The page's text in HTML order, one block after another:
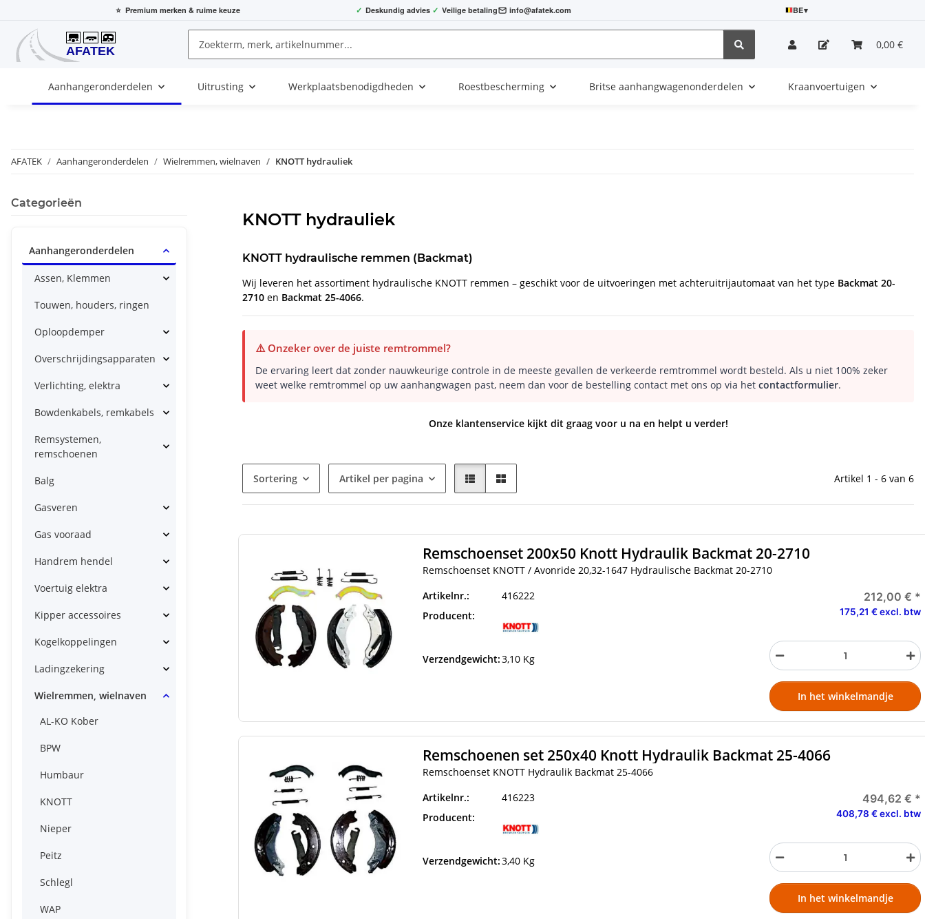
⭐ Premium merken & ruime keuze ✓ Deskundig advies ✓ Veilige betaling info@afatek.com BE▾
0,00 €
Aanhangeronderdelen Uitrusting Werkplaatsbenodigdheden Roestbescherming Britse aanhangwagenonderdelen Kraanvoertuigen
AFATEK Aanhangeronderdelen Wielremmen, wielnaven KNOTT hydrauliek
KNOTT hydrauliek
KNOTT hydraulische remmen (Backmat)
Wij leveren het assortiment hydraulische KNOTT remmen – geschikt voor de uitvoeringen met achteruitrijautomaat van het type Backmat 20-
2710 en Backmat 25-4066.
⚠️ Onzeker over de juiste remtrommel?
De ervaring leert dat zonder nauwkeurige controle in de meeste gevallen de verkeerde remtrommel wordt besteld. Als u niet 100% zeker
weet welke remtrommel op uw aanhangwagen past, neem dan voor de bestelling contact met ons op via het contactformulier.
Onze klantenservice kijkt dit graag voor u na en helpt u verder!
Sortering Artikel per pagina Artikel 1 - 6 van 6
Remschoenset 200x50 Knott Hydraulik Backmat 20-2710
Remschoenset KNOTT / Avonride 20,32-1647 Hydraulische Backmat 20-2710
Artikelnr.:
416222
Producent:
Verzendgewicht:3,10 Kg
212,00 € *
175,21 € excl. btw
In het winkelmandje
Remschoenen set 250x40 Knott Hydraulik Backmat 25-4066
Remschoenset KNOTT Hydraulik Backmat 25-4066
Artikelnr.:
416223
Producent:
Verzendgewicht:3,40 Kg
494,62 € *
408,78 € excl. btw
In het winkelmandje
Categorieën
Aanhangeronderdelen
Assen, Klemmen
Touwen, houders, ringen
Oploopdemper
Overschrijdingsapparaten
Verlichting, elektra
Bowdenkabels, remkabels
Remsystemen,
remschoenen
Balg
Gasveren
Gas vooraad
Handrem hendel
Voertuig elektra
Kipper accessoires
Kogelkoppelingen
Ladingzekering
Wielremmen, wielnaven
AL-KO Kober
BPW
Humbaur
KNOTT
Nieper
Peitz
Schlegl
WAP